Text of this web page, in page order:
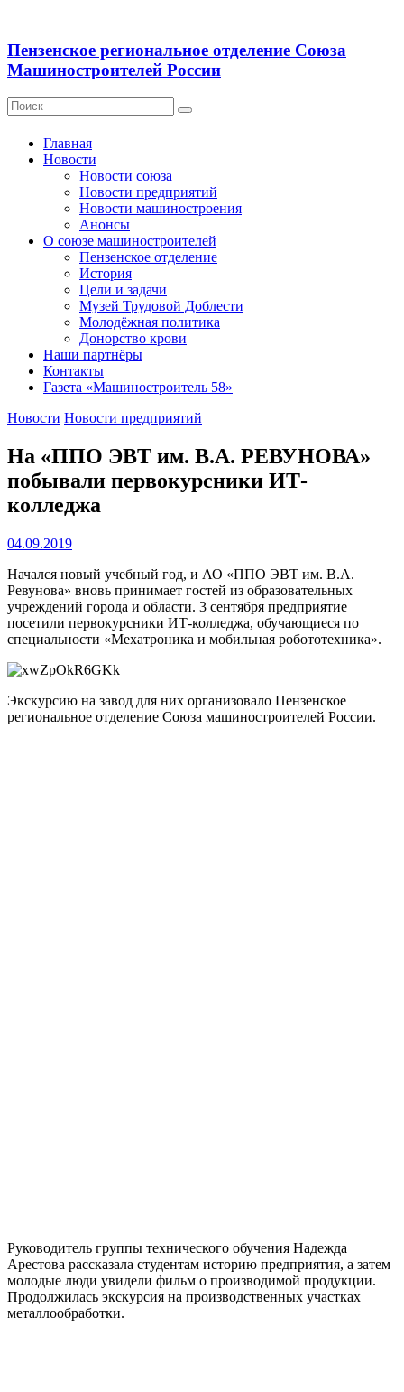
Пензенское региональное отделение Союза
Машиностроителей России
Главная
Новости
Новости союза
Новости предприятий
Новости машиностроения
Анонсы
О союзе машиностроителей
Пензенское отделение
История
Цели и задачи
Музей Трудовой Доблести
Молодёжная политика
Донорство крови
Наши партнёры
Контакты
Газета «Машиностроитель 58»
Новости Новости предприятий
На «ППО ЭВТ им. В.А. РЕВУНОВА»
побывали первокурсники ИТ-
колледжа
04.09.2019
Начался новый учебный год, и АО «ППО ЭВТ им. В.А.
Ревунова» вновь принимает гостей из образовательных
учреждений города и области. 3 сентября предприятие
посетили первокурсники ИТ-колледжа, обучающиеся по
специальности «Мехатроника и мобильная робототехника».
Экскурсию на завод для них организовало Пензенское
региональное отделение Союза машиностроителей России.
Руководитель группы технического обучения Надежда
Арестова рассказала студентам историю предприятия, а затем
молодые люди увидели фильм о производимой продукции.
Продолжилась экскурсия на производственных участках
металлообработки.